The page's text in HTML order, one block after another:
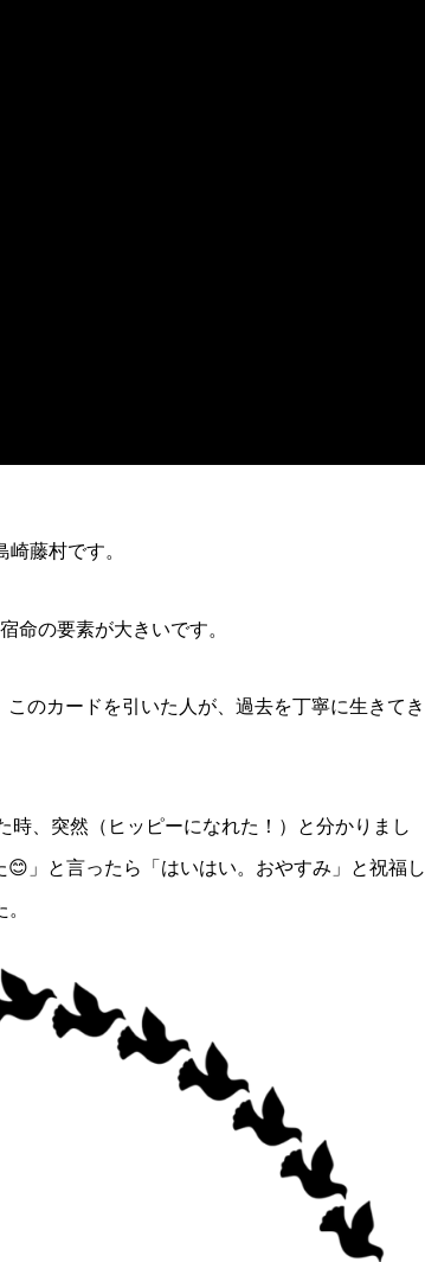
藤村です。
命の要素が大きいです。
のカードを引いた人が、過去を丁寧に生きてき
、突然（ヒッピーになれた！）と分かりまし
」と言ったら「はいはい。おやすみ」と祝福し